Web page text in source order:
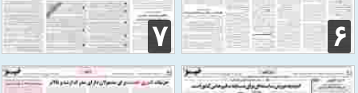
۶ ۷